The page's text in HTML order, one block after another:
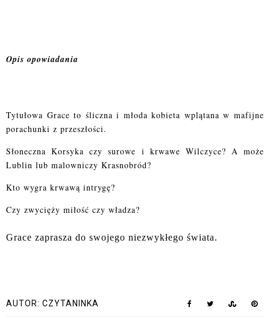
Opis opowiadania
Tytułowa Grace to śliczna i młoda kobieta wplątana w mafijne
porachunki z przeszłości.
Słoneczna Korsyka czy surowe i krwawe Wilczyce? A może
Lublin lub malowniczy Krasnobród?
Kto wygra krwawą intrygę?
Czy zwycięży miłość czy władza?
Grace zaprasza do swojego niezwykłego świata.
AUTOR: CZYTANINKA